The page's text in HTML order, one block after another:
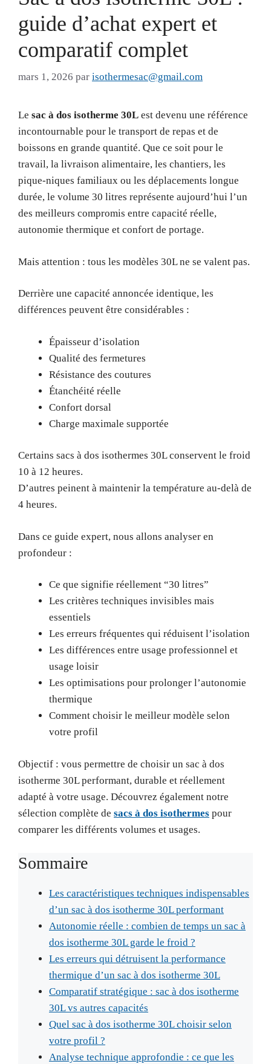
guide d’achat expert et
comparatif complet
mars 1, 2026 par isothermesac@gmail.com
Le sac à dos isotherme 30L est devenu une référence
incontournable pour le transport de repas et de
boissons en grande quantité. Que ce soit pour le
travail, la livraison alimentaire, les chantiers, les
pique-niques familiaux ou les déplacements longue
durée, le volume 30 litres représente aujourd’hui l’un
des meilleurs compromis entre capacité réelle,
autonomie thermique et confort de portage.
Mais attention : tous les modèles 30L ne se valent pas.
Derrière une capacité annoncée identique, les
différences peuvent être considérables :
Épaisseur d’isolation
Qualité des fermetures
Résistance des coutures
Étanchéité réelle
Confort dorsal
Charge maximale supportée
Certains sacs à dos isothermes 30L conservent le froid
10 à 12 heures.
D’autres peinent à maintenir la température au-delà de
4 heures.
Dans ce guide expert, nous allons analyser en
profondeur :
Ce que signifie réellement “30 litres”
Les critères techniques invisibles mais
essentiels
Les erreurs fréquentes qui réduisent l’isolation
Les différences entre usage professionnel et
usage loisir
Les optimisations pour prolonger l’autonomie
thermique
Comment choisir le meilleur modèle selon
votre profil
Objectif : vous permettre de choisir un sac à dos
isotherme 30L performant, durable et réellement
adapté à votre usage. Découvrez également notre
sélection complète de sacs à dos isothermes pour
comparer les différents volumes et usages.
Sommaire
Les caractéristiques techniques indispensables
d’un sac à dos isotherme 30L performant
Autonomie réelle : combien de temps un sac à
dos isotherme 30L garde le froid ?
Les erreurs qui détruisent la performance
thermique d’un sac à dos isotherme 30L
Comparatif stratégique : sac à dos isotherme
30L vs autres capacités
Quel sac à dos isotherme 30L choisir selon
votre profil ?
Analyse technique approfondie : ce que les